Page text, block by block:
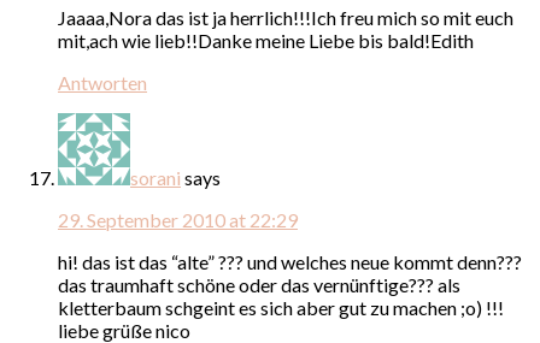
Jaaaa,Nora das ist ja herrlich!!!Ich freu mich so mit euch
mit,ach wie lieb!!Danke meine Liebe bis bald!Edith
Antworten
sorani says
29. September 2010 at 22:29
hi! das ist das “alte” ??? und welches neue kommt denn???
das traumhaft schöne oder das vernünftige??? als
kletterbaum schgeint es sich aber gut zu machen ;o) !!!
liebe grüße nico